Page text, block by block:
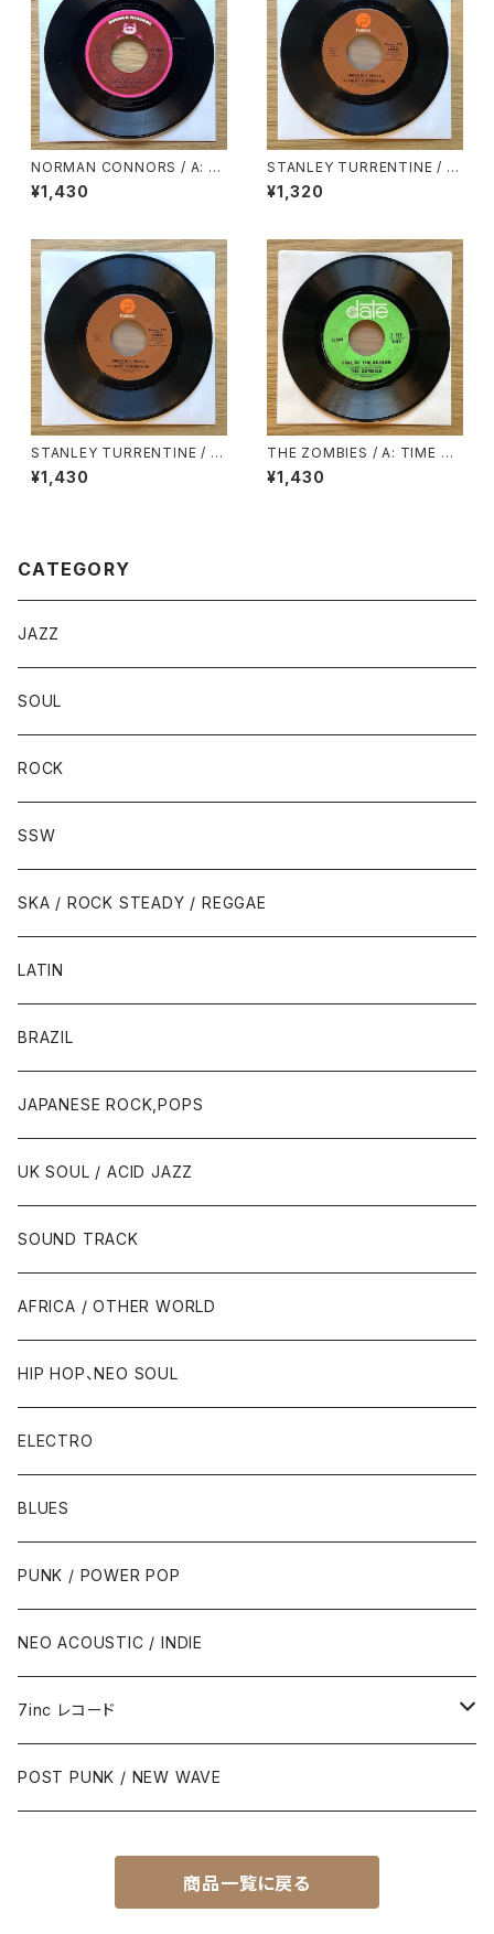
NORMAN CONNORS / A: Y
OU ARE MY STARSHIP / B:
BUBBLES
¥1,430
STANLEY TURRENTINE / A:
THERE IS A PLACE / B: ALL
BY MYSELF
¥1,320
STANLEY TURRENTINE / A:
EVIL WAYS / B: LOVE HANG
OVER
¥1,430
THE ZOMBIES / A: TIME OF
THE SEASON / B: FRIENDS
OF MINE
¥1,430
CATEGORY
JAZZ
SOUL
ROCK
SSW
SKA / ROCK STEADY / REGGAE
LATIN
BRAZIL
JAPANESE ROCK,POPS
UK SOUL / ACID JAZZ
SOUND TRACK
AFRICA / OTHER WORLD
HIP HOP、NEO SOUL
ELECTRO
BLUES
PUNK / POWER POP
NEO ACOUSTIC / INDIE
7inc レコード
PUNK / 2TONE
SKA / ROCK STEADY / REGGAE
POST PUNK / NEW WAVE
商品一覧に戻る